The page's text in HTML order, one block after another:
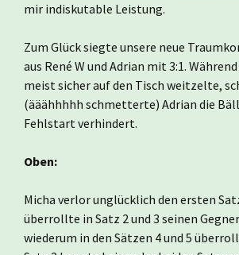
mir indiskutable Leistung.
Zum Glück siegte unsere neue
aus René W und Adrian mit 3:1.
meist sicher auf den Tisch weitzelte,
(ääähhhhh schmetterte) Adrian die
Fehlstart verhindert.
Oben:
Micha verlor unglücklich den ersten
überrollte in Satz 2 und 3 seinen
wiederum in den Sätzen 4 und 5